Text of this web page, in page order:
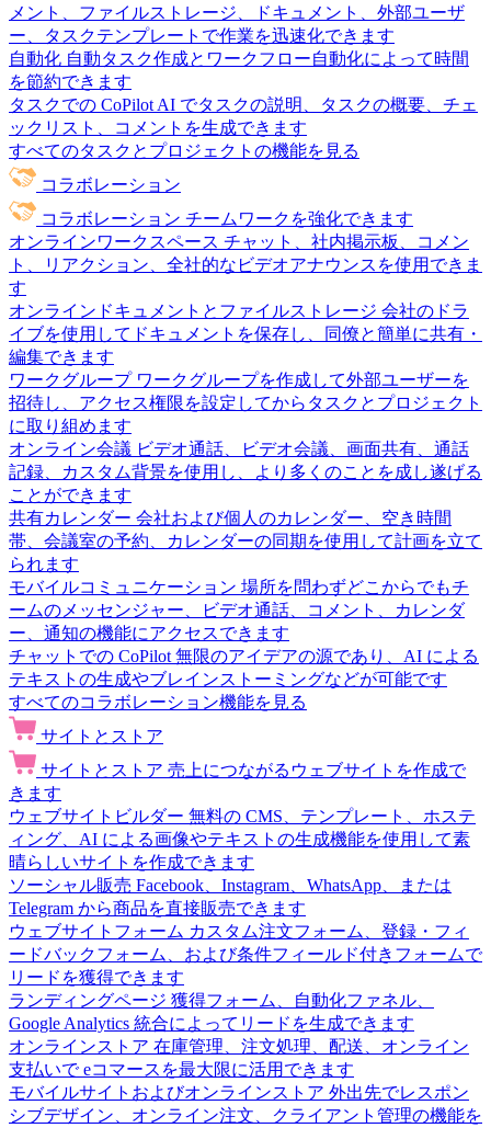
メント、ファイルストレージ、ドキュメント、外部ユーザ
ー、タスクテンプレートで作業を迅速化できます
自動化 自動タスク作成とワークフロー自動化によって時間
を節約できます
タスクでの CoPilot AI でタスクの説明、タスクの概要、チェ
ックリスト、コメントを生成できます
すべてのタスクとプロジェクトの機能を見る
コラボレーション
コラボレーション チームワークを強化できます
オンラインワークスペース チャット、社内掲示板、コメン
ト、リアクション、全社的なビデオアナウンスを使用できま
す
オンラインドキュメントとファイルストレージ 会社のドラ
イブを使用してドキュメントを保存し、同僚と簡単に共有・
編集できます
ワークグループ ワークグループを作成して外部ユーザーを
招待し、アクセス権限を設定してからタスクとプロジェクト
に取り組めます
オンライン会議 ビデオ通話、ビデオ会議、画面共有、通話
記録、カスタム背景を使用し、より多くのことを成し遂げる
ことができます
共有カレンダー 会社および個人のカレンダー、空き時間
帯、会議室の予約、カレンダーの同期を使用して計画を立て
られます
モバイルコミュニケーション 場所を問わずどこからでもチ
ームのメッセンジャー、ビデオ通話、コメント、カレンダ
ー、通知の機能にアクセスできます
チャットでの CoPilot 無限のアイデアの源であり、AI による
テキストの生成やブレインストーミングなどが可能です
すべてのコラボレーション機能を見る
サイトとストア
サイトとストア 売上につながるウェブサイトを作成で
きます
ウェブサイトビルダー 無料の CMS、テンプレート、ホステ
ィング、AI による画像やテキストの生成機能を使用して素
晴らしいサイトを作成できます
ソーシャル販売 Facebook、Instagram、WhatsApp、または
Telegram から商品を直接販売できます
ウェブサイトフォーム カスタム注文フォーム、登録・フィ
ードバックフォーム、および条件フィールド付きフォームで
リードを獲得できます
ランディングページ 獲得フォーム、自動化ファネル、
Google Analytics 統合によってリードを生成できます
オンラインストア 在庫管理、注文処理、配送、オンライン
支払いで eコマースを最大限に活用できます
モバイルサイトおよびオンラインストア 外出先でレスポン
シブデザイン、オンライン注文、クライアント管理の機能を